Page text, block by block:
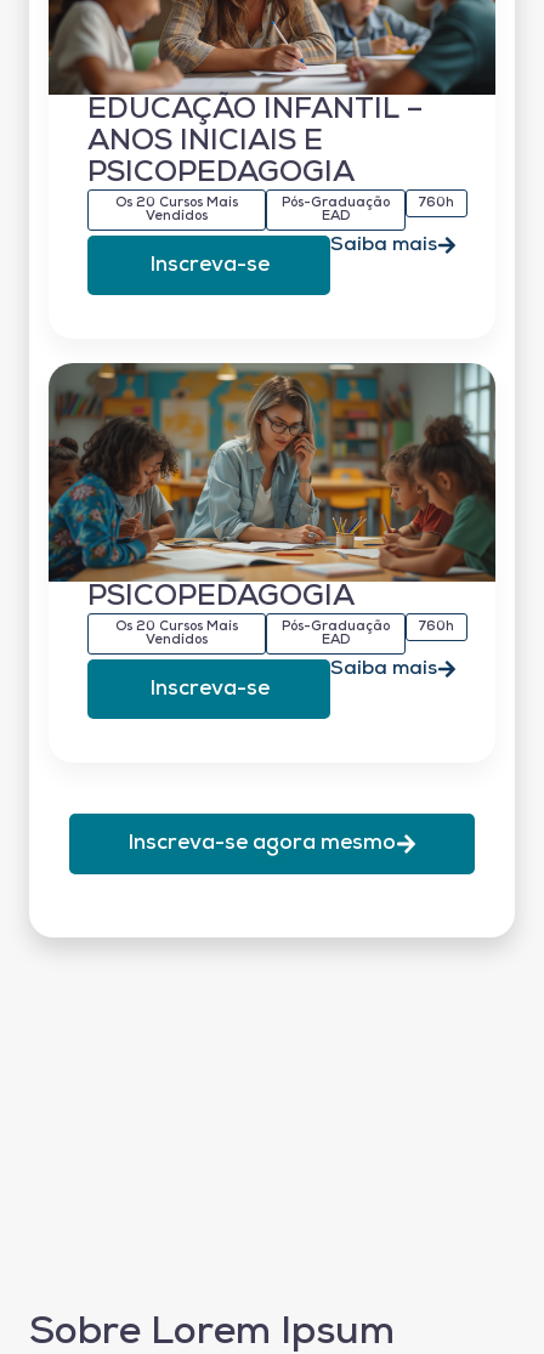
EDUCAÇÃO INFANTIL –
ANOS INICIAIS E
PSICOPEDAGOGIA
Os 20 Cursos Mais
Vendidos
Pós-Graduação
EAD
760h
Inscreva-se
Saiba mais
PSICOPEDAGOGIA
Os 20 Cursos Mais
Vendidos
Pós-Graduação
EAD
760h
Inscreva-se
Saiba mais
Inscreva-se agora mesmo
Sobre Lorem Ipsum